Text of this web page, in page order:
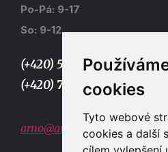
cookies
Tyto webové
cookies a další
Po-Pá: 9-17
So: 9-12
(+420) 577 915 036,
(+420) 773 667 390
arno@arno.cz